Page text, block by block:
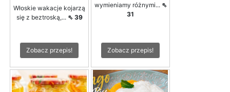
Włoskie wakacje kojarzą
się z beztroską,... ⇖ 39
Zobacz przepis!
wymieniamy różnymi... ⇖
31
Zobacz przepis!